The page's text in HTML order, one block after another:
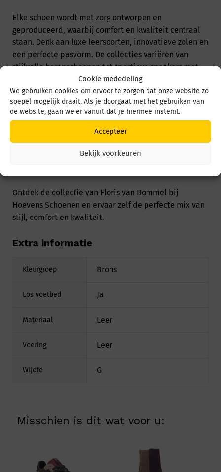
Cookie mededeling
We gebruiken cookies om ervoor te zorgen dat onze website zo
soepel mogelijk draait. Als je doorgaat met het gebruiken van
de website, gaan we er vanuit dat je hiermee instemt.
Accepteer
Bekijk voorkeuren
Elke schoen wordt met zorg ontworpen en
geproduceerd, waarbij comfort en kwaliteit centraal
staan. Denk aan luxe leersoorten, innovatieve zolen en
een perfecte pasvorm. De collecties variëren van
stijlvolle herenschoenen tot sportieve sneakers met
een herkenbare twist.
Wat Floris van Bommel uniek maakt, is de combinatie
van traditie en vernieuwing. Het merk blijft zich
ontwikkelen en speelt in op de laatste trends, zonder
zijn ambachtelijke roots te verliezen. Hierdoor kies je
altijd voor schoenen die niet alleen modieus zijn,
Ontdek de collectie van Floris van Bommel bij
Hoevens Schoenen en ervaar zelf de perfecte mix van
stijl, comfort en kwaliteit.
Extra informatie
Kleurgroep Brons
Los voetbed Ja
Materiaal Leer
Voering Leer
Wijdte G
Misschien is dit wat voor u: